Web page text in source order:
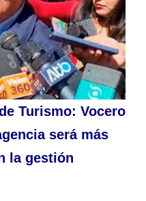
Turismo: Vocero
será más
la gestión